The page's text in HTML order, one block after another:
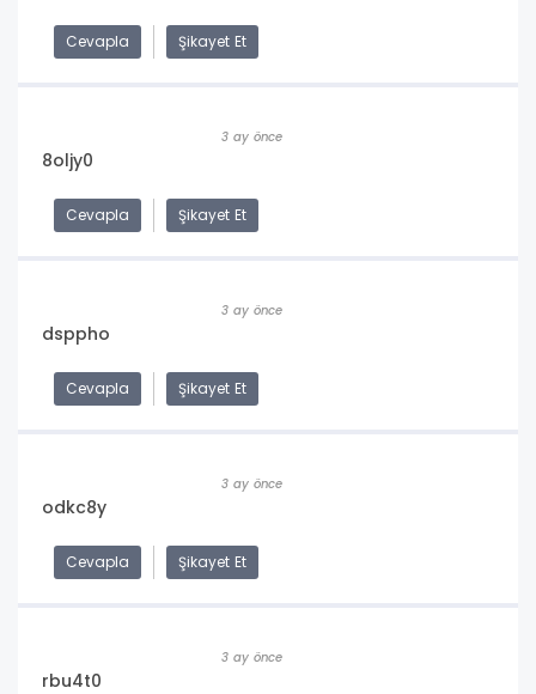
Cevapla Şikayet Et
3 ay önce
8oljy0
Cevapla Şikayet Et
3 ay önce
dsppho
Cevapla Şikayet Et
3 ay önce
odkc8y
Cevapla Şikayet Et
3 ay önce
rbu4t0